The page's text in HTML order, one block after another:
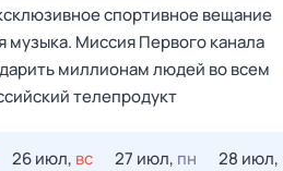
спортивное вещание
музыка. Миссия Первого канала
миллионам людей во всем
телепродукт
26 июл, вс 27 июл, пн 28 июл,